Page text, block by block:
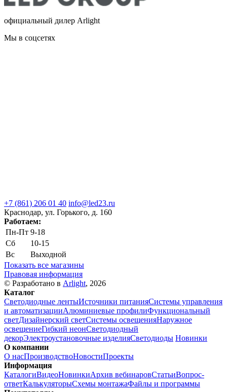
официальный дилер Arlight
Мы в соцсетях
+7 (861) 206 01 40 info@led23.ru
Краснодар, ул. Горького, д. 160
Работаем:
Пн-Пт 9-18
Сб
10-15
Вс
Выходной
Показать все магазины
Правовая информация
© Разработано в Arlight, 2026
Каталог
Светодиодные лентыИсточники питанияСистемы управления
и автоматизацииАлюминиевые профилиФункциональный
светДизайнерский светСистемы освещенияНаружное
освещениеГибкий неонСветодиодный
декорЭлектроустановочные изделияСветодиоды Новинки
О компании
О насПроизводствоНовостиПроекты
Информация
КаталогиВидеоНовинкиАрхив вебинаровСтатьиВопрос-
ответКалькуляторыСхемы монтажаФайлы и программы